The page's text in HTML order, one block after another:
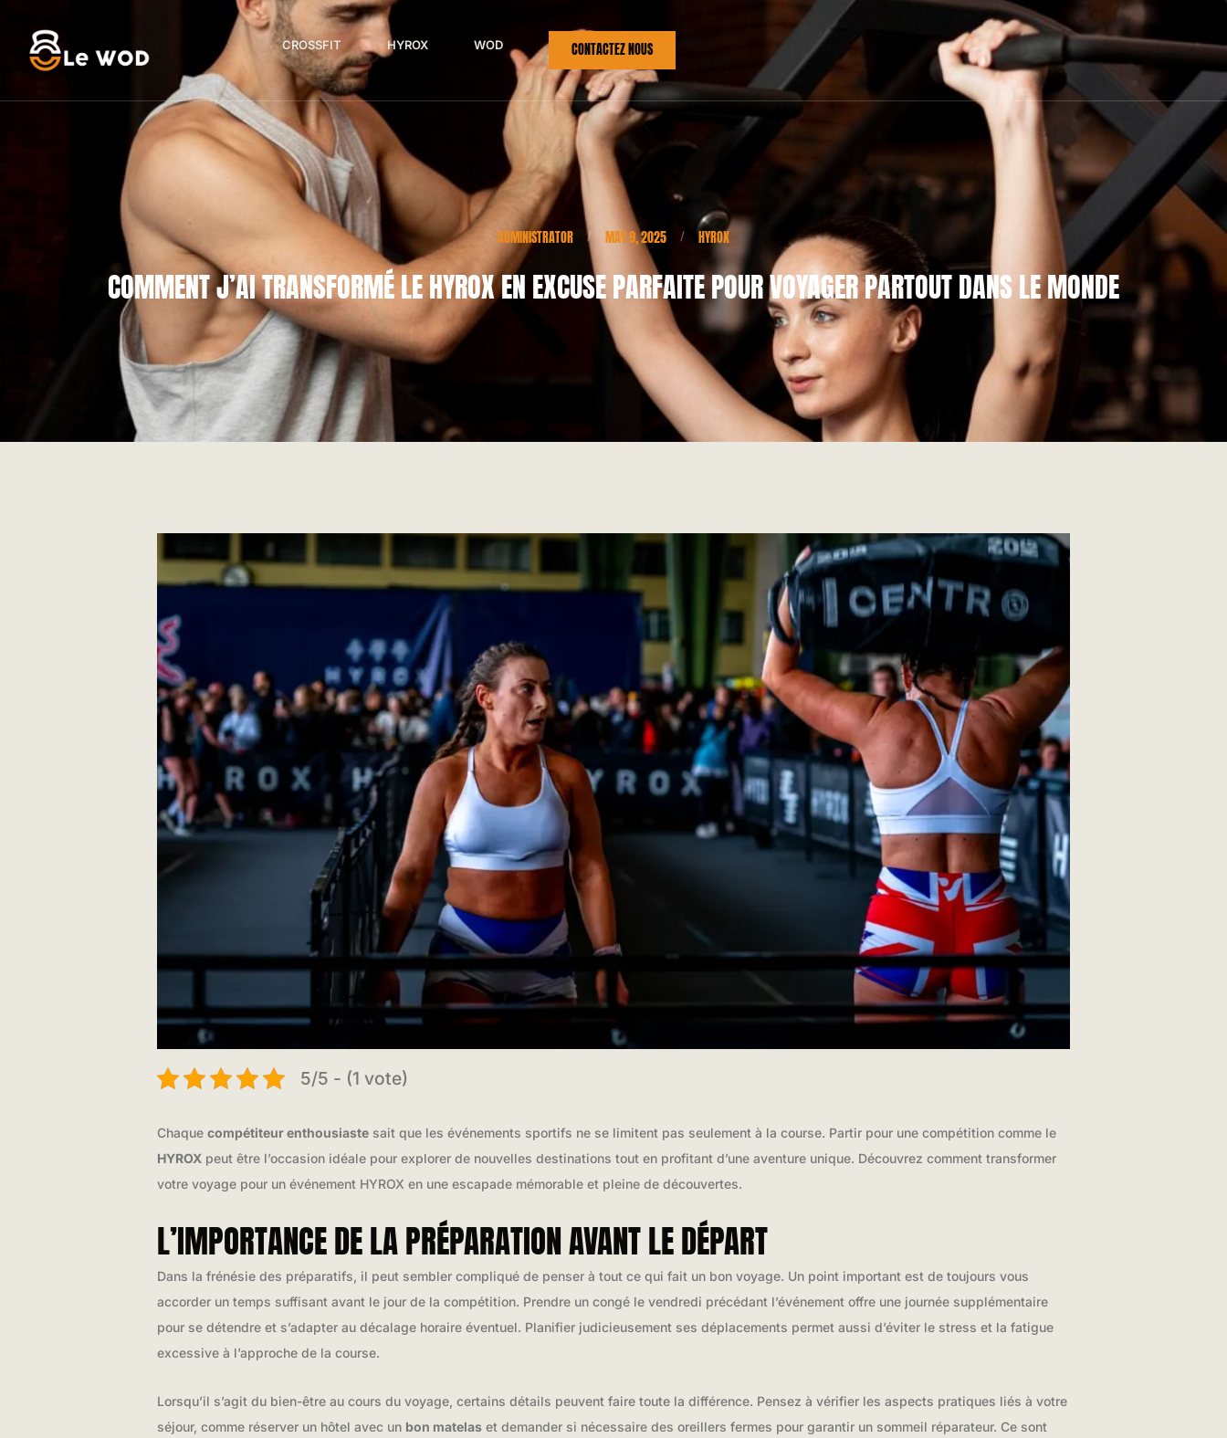
CROSSFIT HYROX WOD CONTACTEZ NOUS
ADMINISTRATOR / MAY 9, 2025 / HYROX
COMMENT J’AI TRANSFORMÉ LE HYROX EN EXCUSE PARFAITE POUR VOYAGER PARTOUT DANS LE MONDE
5/5 - (1 vote)
Chaque compétiteur enthousiaste sait que les événements sportifs ne se limitent pas seulement à la course. Partir pour une compétition comme le
HYROX peut être l’occasion idéale pour explorer de nouvelles destinations tout en profitant d’une aventure unique. Découvrez comment transformer
votre voyage pour un événement HYROX en une escapade mémorable et pleine de découvertes.
L’IMPORTANCE DE LA PRÉPARATION AVANT LE DÉPART
Dans la frénésie des préparatifs, il peut sembler compliqué de penser à tout ce qui fait un bon voyage. Un point important est de toujours vous
accorder un temps suffisant avant le jour de la compétition. Prendre un congé le vendredi précédant l’événement offre une journée supplémentaire
pour se détendre et s’adapter au décalage horaire éventuel. Planifier judicieusement ses déplacements permet aussi d’éviter le stress et la fatigue
excessive à l’approche de la course.
Lorsqu’il s’agit du bien-être au cours du voyage, certains détails peuvent faire toute la différence. Pensez à vérifier les aspects pratiques liés à votre
séjour, comme réserver un hôtel avec un bon matelas et demander si nécessaire des oreillers fermes pour garantir un sommeil réparateur. Ce sont